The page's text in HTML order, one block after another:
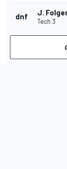
dnf J.
Tech 3